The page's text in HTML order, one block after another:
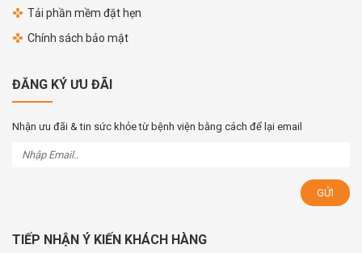
Tải phần mềm đặt hẹn
Chính sách bảo mật
ĐĂNG KÝ ƯU ĐÃI
Nhận ưu đãi & tin sức khỏe từ bệnh viện bằng cách để lại email
TIẾP NHẬN Ý KIẾN KHÁCH HÀNG